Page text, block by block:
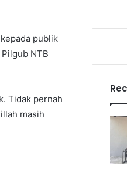
publik
NTB
Tidak pernah
masih